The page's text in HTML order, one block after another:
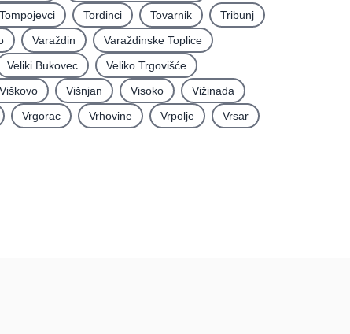
Tompojevci Tordinci Tovarnik
Tribunj
Varaždin
Varaždinske Toplice
Veliki Bukovec
Veliko Trgovišće
Viškovo Višnjan Visoko
Vižinada
Vrgorac Vrhovine Vrpolje
Vrsar